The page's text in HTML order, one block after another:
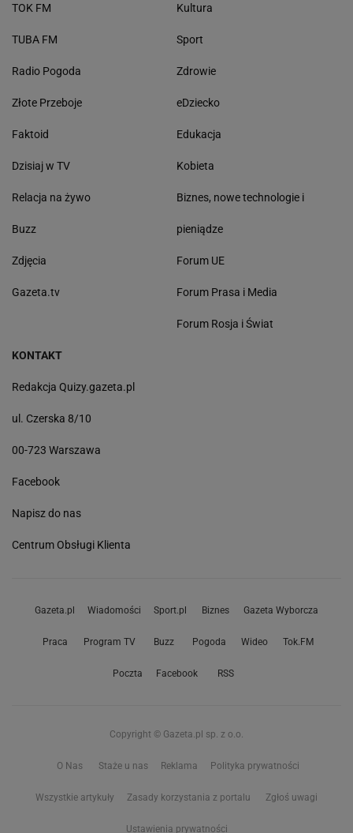
TOK FM
TUBA FM
Radio Pogoda
Złote Przeboje
Faktoid
Dzisiaj w TV
Relacja na żywo
Buzz
Zdjęcia
Gazeta.tv
Kultura
Sport
Zdrowie
eDziecko
Edukacja
Kobieta
Biznes, nowe technologie i
pieniądze
Forum UE
Forum Prasa i Media
Forum Rosja i Świat
KONTAKT
Redakcja Quizy.gazeta.pl
ul. Czerska 8/10
00-723 Warszawa
Facebook
Napisz do nas
Centrum Obsługi Klienta
Gazeta.pl Wiadomości Sport.pl Biznes Gazeta Wyborcza
Praca Program TV Buzz Pogoda Wideo Tok.FM
Poczta Facebook RSS
Copyright © Gazeta.pl sp. z o.o.
O Nas Staże u nas Reklama Polityka prywatności
Wszystkie artykuły Zasady korzystania z portalu Zgłoś uwagi
Ustawienia prywatności